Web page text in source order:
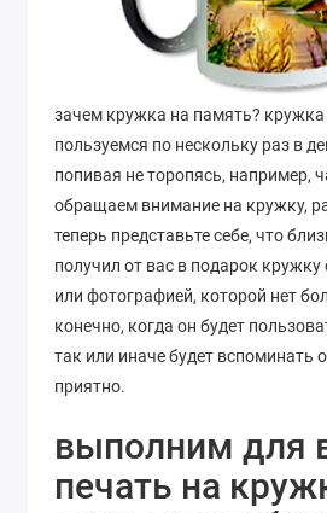
зачем кружка на память? кружка
пользуемся по нескольку раз в
попивая не торопясь, например,
обращаем внимание на кружку,
теперь представьте себе, что
получил от вас в подарок
или фотографией, которой нет
конечно, когда он будет
так или иначе будет вспоминать
приятно.
выполним для
печать на